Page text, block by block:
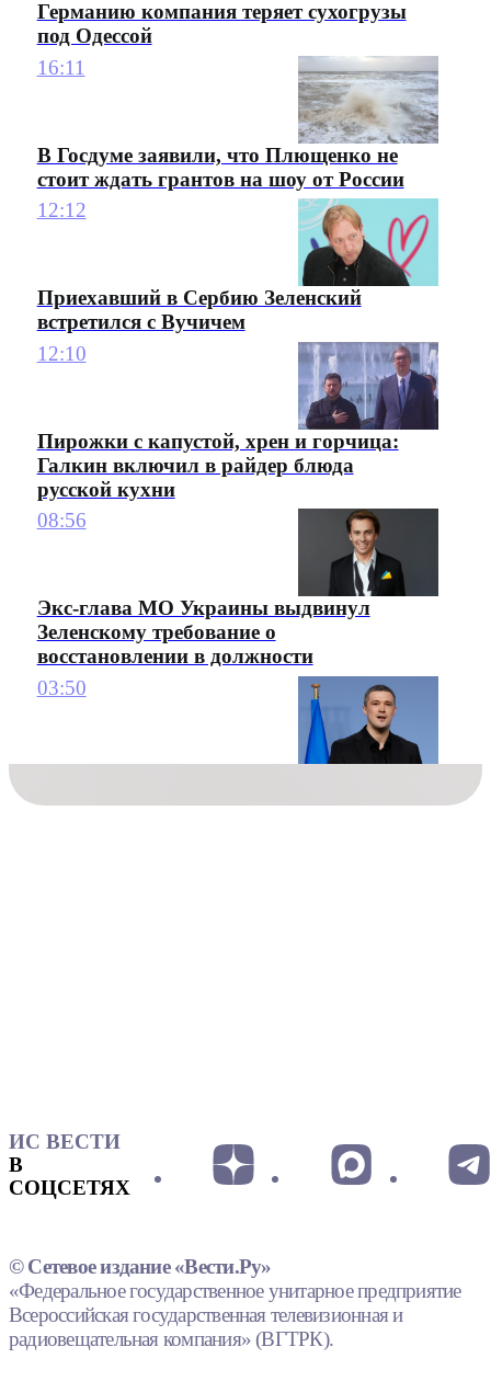
Германию компания теряет сухогрузы
под Одессой
16:11
В Госдуме заявили, что Плющенко не
стоит ждать грантов на шоу от России
12:12
Приехавший в Сербию Зеленский
встретился с Вучичем
12:10
Пирожки с капустой, хрен и горчица:
Галкин включил в райдер блюда
русской кухни
08:56
Экс-глава МО Украины выдвинул
Зеленскому требование о
восстановлении в должности
03:50
ИС ВЕСТИ
В
СОЦСЕТЯХ
© Сетевое издание «Вести.Ру»
«Федеральное государственное унитарное предприятие
Всероссийская государственная телевизионная и
радиовещательная компания» (ВГТРК).